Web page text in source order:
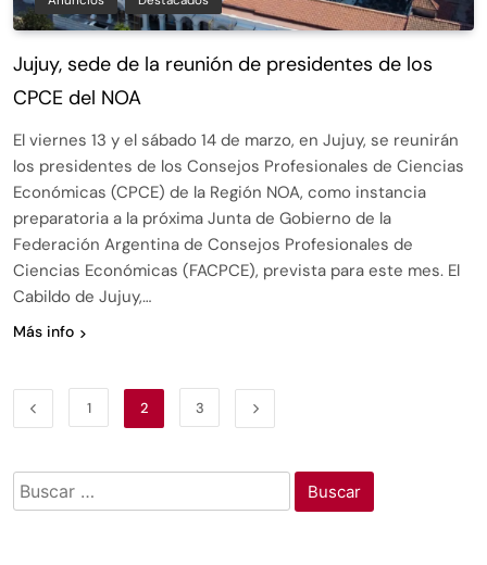
Jujuy, sede de la reunión de presidentes de los
CPCE del NOA
El viernes 13 y el sábado 14 de marzo, en Jujuy, se reunirán
los presidentes de los Consejos Profesionales de Ciencias
Económicas (CPCE) de la Región NOA, como instancia
preparatoria a la próxima Junta de Gobierno de la
Federación Argentina de Consejos Profesionales de
Ciencias Económicas (FACPCE), prevista para este mes. El
Cabildo de Jujuy,…
Más info
1 2 3